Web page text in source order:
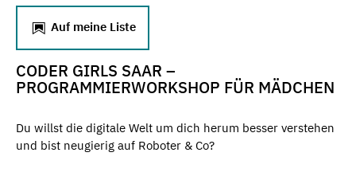
Auf meine Liste
CODER GIRLS SAAR –
PROGRAMMIERWORKSHOP FÜR MÄDCHEN
Du willst die digitale Welt um dich herum besser verstehen
und bist neugierig auf Roboter & Co?